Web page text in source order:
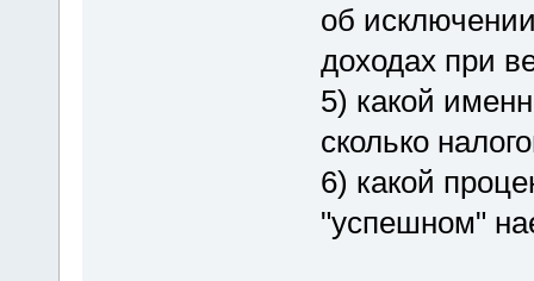
об
доходах при
5) какой
сколько
6) какой
"успешном"